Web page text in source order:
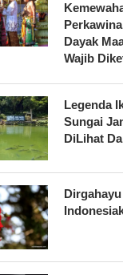
Dayak
Wajib
Legenda
Sungai
DiLihat
Dirgahayu